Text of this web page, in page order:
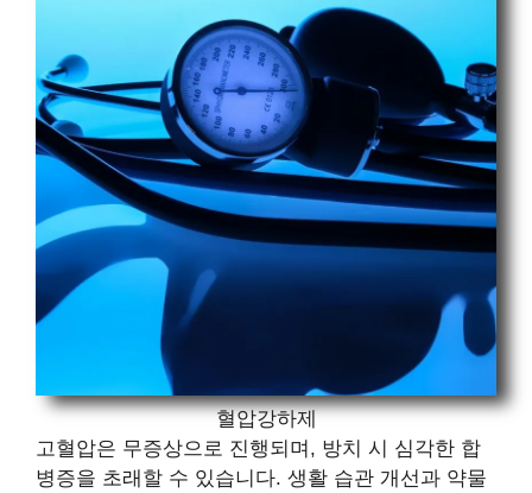
혈압강하제
고혈압은 무증상으로 진행되며, 방치 시 심각한 합
병증을 초래할 수 있습니다. 생활 습관 개선과 약물